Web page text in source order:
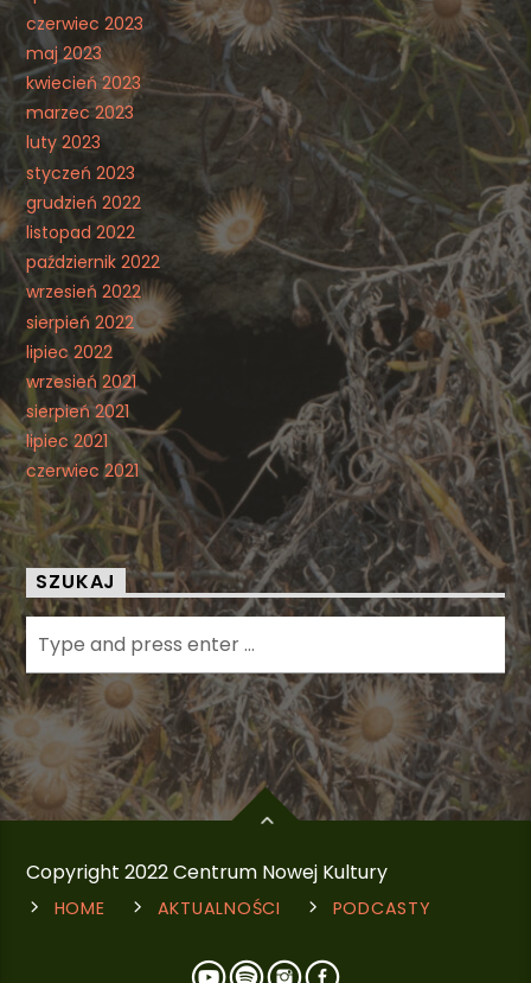
czerwiec 2023
maj 2023
kwiecień 2023
marzec 2023
luty 2023
styczeń 2023
grudzień 2022
listopad 2022
październik 2022
wrzesień 2022
sierpień 2022
lipiec 2022
wrzesień 2021
sierpień 2021
lipiec 2021
czerwiec 2021
SZUKAJ
Copyright 2022 Centrum Nowej Kultury
HOME AKTUALNOŚCI PODCASTY